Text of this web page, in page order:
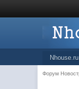
Nhouse.ru
Форум